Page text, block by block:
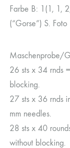
Farbe B: 1(1, 1,
(“Gorse”) S. Foto
Maschenprobe/
26 sts x 34 rnds
blocking.
27 sts x 36 rnds
mm needles.
28 sts x 40
without blocking.